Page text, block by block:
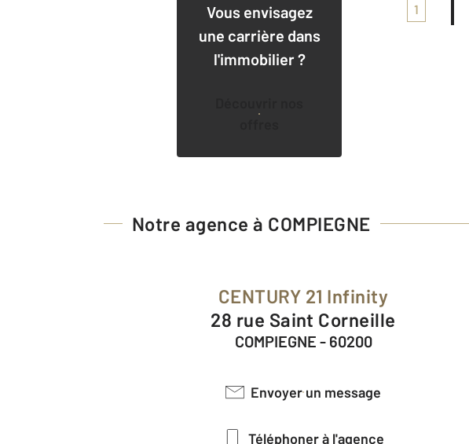
Vous envisagez
une carrière dans
l'immobilier ?
1
Notre agence à COMPIEGNE
CENTURY 21 Infinity
28 rue Saint Corneille
COMPIEGNE - 60200
Envoyer un message
Téléphoner à l'agence